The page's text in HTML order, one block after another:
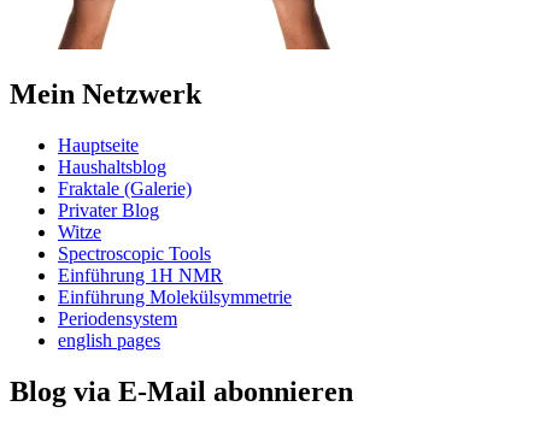
Mein Netzwerk
Hauptseite
Haushaltsblog
Fraktale (Galerie)
Privater Blog
Witze
Spectroscopic Tools
Einführung 1H NMR
Einführung Molekülsymmetrie
Periodensystem
english pages
Blog via E-Mail abonnieren